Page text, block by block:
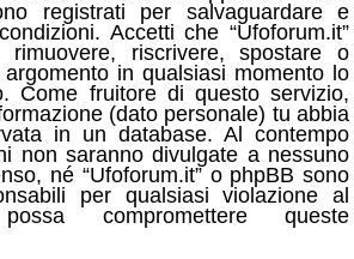
registrati per salvaguardare e
Accetti che “Ufoforum.it”
riscrivere, spostare o
in qualsiasi momento lo
Come fruitore di questo servizio,
(dato personale) tu abbia
in un database. Al contempo
non saranno divulgate a nessuno
né “Ufoforum.it” o phpBB sono
per qualsiasi violazione al
compromettere queste